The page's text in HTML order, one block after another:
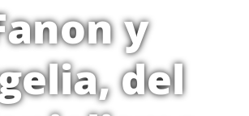
y
del